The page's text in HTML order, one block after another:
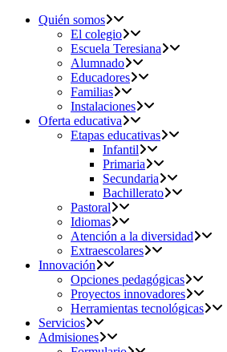
Quién somos
El colegio
Escuela Teresiana
Alumnado
Educadores
Familias
Instalaciones
Oferta educativa
Etapas educativas
Infantil
Primaria
Secundaria
Bachillerato
Pastoral
Idiomas
Atención a la diversidad
Extraescolares
Innovación
Opciones pedagógicas
Proyectos innovadores
Herramientas tecnológicas
Servicios
Admisiones